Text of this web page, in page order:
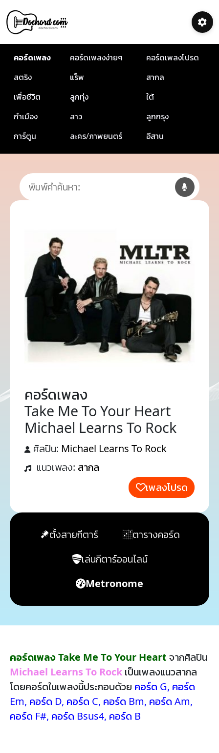
คอร์ดเพลง คอร์ดเพลงง่ายๆ
คอร์ดเพลงโปรด
สตริง
แร็พ
สากล
เพื่อชีวิต
ลูกทุ่ง
ใต้
กำเมือง
ลาว
ลูกกรุง
การ์ตูน
ละคร/ภาพยนตร์ อีสาน
คอร์ดเพลง
Take Me To Your Heart
Michael Learns To Rock
ศิลปิน: Michael Learns To Rock
แนวเพลง: สากล
เพลงโปรด
ตั้งสายกีตาร์
ตารางคอร์ด
เล่นกีตาร์ออนไลน์
Metronome
คอร์ดเพลง Take Me To Your Heart จากศิลปิน
Michael Learns To Rock เป็นเพลงแนวสากล
โดยคอร์ดในเพลงนี้ประกอบด้วย คอร์ด G, คอร์ด
Em, คอร์ด D, คอร์ด C, คอร์ด Bm, คอร์ด Am,
คอร์ด F#, คอร์ด Bsus4, คอร์ด B